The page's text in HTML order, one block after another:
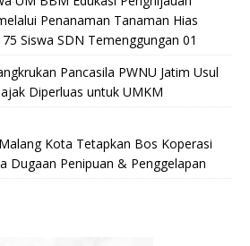
Penanaman Tanaman Hias
Siswa SDN Temenggungan 01
Pancasila PWNU Jatim Usul
Diperluas untuk UMKM
Kota Tetapkan Bos Koperasi
Dugaan Penipuan & Penggelapan